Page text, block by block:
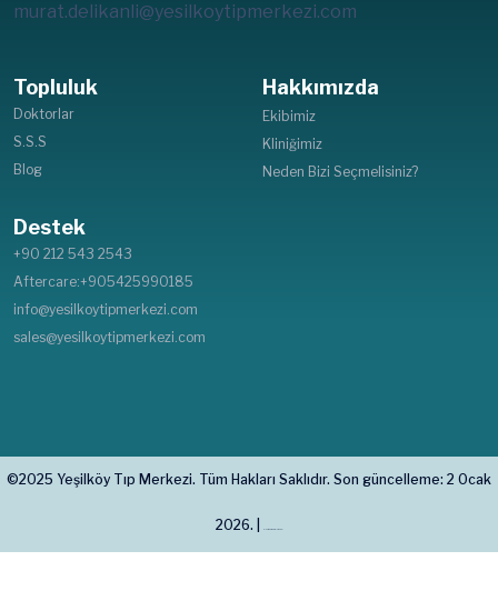
murat.delikanli@yesilkoytipmerkezi.com
Topluluk
Doktorlar
S.S.S
Blog
Hakkımızda
Ekibimiz
Kliniğimiz
Neden Bizi Seçmelisiniz?
Destek
+90 212 543 2543
Aftercare:+905425990185
info@yesilkoytipmerkezi.com
sales@yesilkoytipmerkezi.com
©2025 Yeşilköy Tıp Merkezi. Tüm Hakları Saklıdır. Son güncelleme: 2 Ocak
2026. |